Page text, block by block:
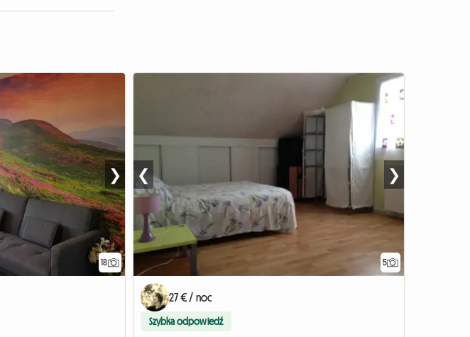
18
❯
5
❮ ❯
27 € / noc
Szybka odpowiedź